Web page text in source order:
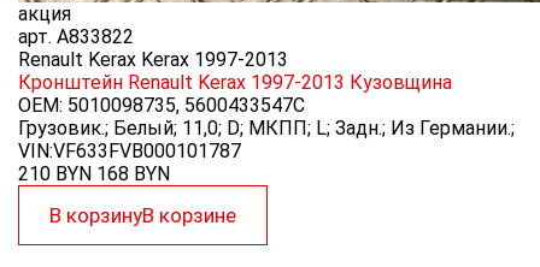
акция
арт. A833822
Renault Kerax Kerax 1997-2013
Кронштейн Renault Kerax 1997-2013 Кузовщина
OEM: 5010098735, 5600433547C
Грузовик.; Белый; 11,0; D; МКПП; L; Задн.; Из Германии.;
VIN:VF633FVB000101787
210 BYN 168 BYN
В корзинуВ корзине